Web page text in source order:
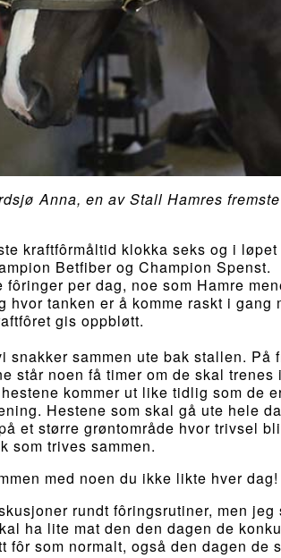
Anna, en av Stall Hamres
kraftfôrmåltid klokka seks og i
Betfiber og Champion Spenst.
per dag, noe som Hamre
hvor tanken er å komme raskt i
gis oppbløtt.
snakker sammen ute bak stallen. På
står noen få timer om de skal
kommer ut like tidlig som de
Hestene som skal gå ute hele
et større grøntområde hvor trivsel
som trives sammen.
med noen du ikke likte hver
rundt fôringsrutiner, men
ha lite mat den den dagen de
fôr som normalt, også den dagen de